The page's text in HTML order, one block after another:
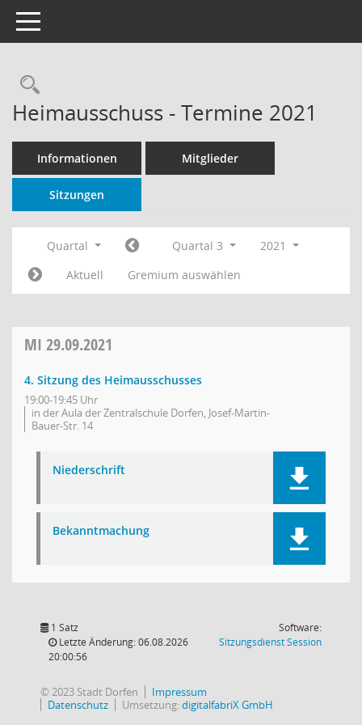
Toggle navigation
Rechercheauswahl
Heimausschuss - Termine 2021
Informationen Mitglieder
Sitzungen
Quartal Quartal 3
2021
Aktuell
Gremium auswählen
MI 29.09.2021
4. Sitzung des Heimausschusses
19:00-19:45 Uhr
in der Aula der Zentralschule Dorfen, Josef-Martin-
Bauer-Str. 14
Niederschrift
Bekanntmachung
1 Satz
Letzte Änderung: 06.08.2026
20:00:56
Software:
SitzungsdienstSession(Wird in
© 2023 Stadt Dorfen
Impressum
Datenschutz
Umsetzung:digitalfabriX GmbH